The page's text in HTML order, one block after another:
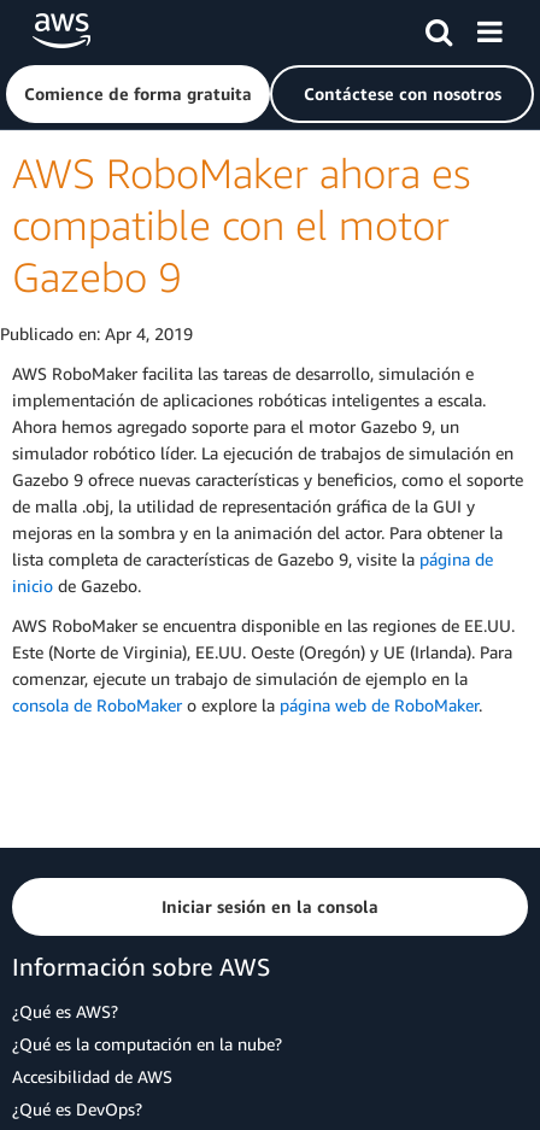
Saltar al contenido principal
Haga clic aquí para volver a la página de inicio de Amazon
Comience de forma gratuita Contáctese con nosotros
AWS RoboMaker ahora es
compatible con el motor
Gazebo 9
Publicado en: Apr 4, 2019
AWS RoboMaker facilita las tareas de desarrollo, simulación e
implementación de aplicaciones robóticas inteligentes a escala.
Ahora hemos agregado soporte para el motor Gazebo 9, un
simulador robótico líder. La ejecución de trabajos de simulación en
Gazebo 9 ofrece nuevas características y beneficios, como el soporte
de malla .obj, la utilidad de representación gráfica de la GUI y
mejoras en la sombra y en la animación del actor. Para obtener la
lista completa de características de Gazebo 9, visite la página de
inicio de Gazebo.
AWS RoboMaker se encuentra disponible en las regiones de EE.UU.
Este (Norte de Virginia), EE.UU. Oeste (Oregón) y UE (Irlanda). Para
comenzar, ejecute un trabajo de simulación de ejemplo en la
consola de RoboMakero explore la página web de RoboMaker.
Iniciar sesión en la consola
Información sobre AWS
¿Qué es AWS?
¿Qué es la computación en la nube?
Accesibilidad de AWS
¿Qué es DevOps?